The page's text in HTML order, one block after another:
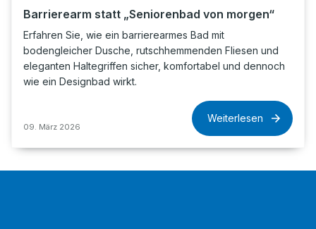
Barrierearm statt „Seniorenbad von morgen“
Erfahren Sie, wie ein barrierearmes Bad mit
bodengleicher Dusche, rutschhemmenden Fliesen und
eleganten Haltegriffen sicher, komfortabel und dennoch
wie ein Designbad wirkt.
09. März 2026
Weiterlesen